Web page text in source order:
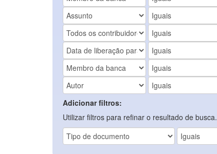
Adicionar filtros:
Utilizar filtros para refinar o resultado de busca.